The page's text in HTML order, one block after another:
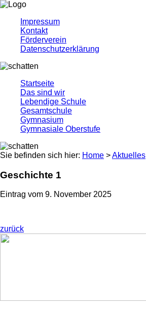
Impressum
Kontakt
Förderverein
Datenschutzerklärung
Startseite
Das sind wir
Lebendige Schule
Gesamtschule
Gymnasium
Gymnasiale Oberstufe
Sie befinden sich hier: Home >Aktuelles
Geschichte 1
Eintrag vom 9. November 2025
zurück